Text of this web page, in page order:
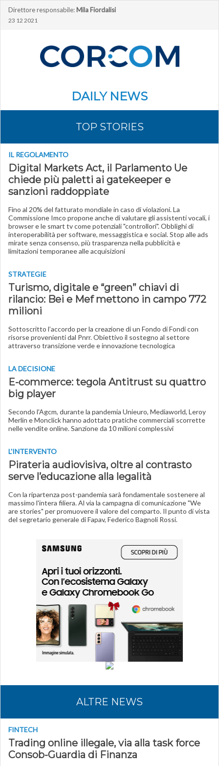
Direttore responsabile: Mila Fiordalisi
23 12 2021
DAILY NEWS
TOP STORIES
IL REGOLAMENTO
Digital Markets Act, il Parlamento Ue
chiede più paletti ai gatekeeper e
sanzioni raddoppiate
Fino al 20% del fatturato mondiale in caso di violazioni. La
Commissione Imco propone anche di valutare gli assistenti vocali, i
browser e le smart tv come potenziali "controllori". Obblighi di
interoperabilità per software, messaggistica e social. Stop alle ads
mirate senza consenso, più trasparenza nella pubblicità e
limitazioni temporanee alle acquisizioni
STRATEGIE
Turismo, digitale e “green” chiavi di
rilancio: Bei e Mef mettono in campo 772
milioni
Sottoscritto l’accordo per la creazione di un Fondo di Fondi con
risorse provenienti dal Pnrr. Obiettivo il sostegno al settore
attraverso transizione verde e innovazione tecnologica
LA DECISIONE
E-commerce: tegola Antitrust su quattro
big player
Secondo l'Agcm, durante la pandemia Unieuro, Mediaworld, Leroy
Merlin e Monclick hanno adottato pratiche commerciali scorrette
nelle vendite online. Sanzione da 10 milioni complessivi
L'INTERVENTO
Pirateria audiovisiva, oltre al contrasto
serve l’educazione alla legalità
Con la ripartenza post-pandemia sarà fondamentale sostenere al
massimo l'intera filiera. Al via la campagna di comunicazione "We
are stories" per promuovere il valore del comparto. Il punto di vista
del segretario generale di Fapav, Federico Bagnoli Rossi.
ALTRE NEWS
FINTECH
Trading online illegale, via alla task force
Consob-Guardia di Finanza